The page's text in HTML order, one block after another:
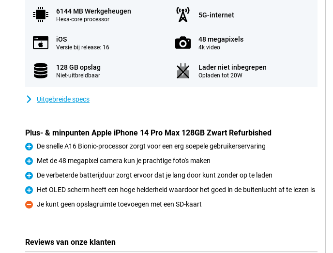
6144 MB Werkgeheugen
Hexa-core processor
5G-internet
iOS
Versie bij release: 16
48 megapixels
4k video
128 GB opslag
Niet-uitbreidbaar
Lader niet inbegrepen
Opladen tot 20W
Uitgebreide specs
Plus- & minpunten Apple iPhone 14 Pro Max 128GB Zwart Refurbished
Pluspunt
De snelle A16 Bionic-processor zorgt voor een erg soepele gebruikerservaring
Pluspunt
Met de 48 megapixel camera kun je prachtige foto's maken
Pluspunt
De verbeterde batterijduur zorgt ervoor dat je lang door kunt zonder op te laden
Pluspunt
Het OLED scherm heeft een hoge helderheid waardoor het goed in de buitenlucht af te lezen is
Minpunt
Je kunt geen opslagruimte toevoegen met een SD-kaart
Reviews van onze klanten